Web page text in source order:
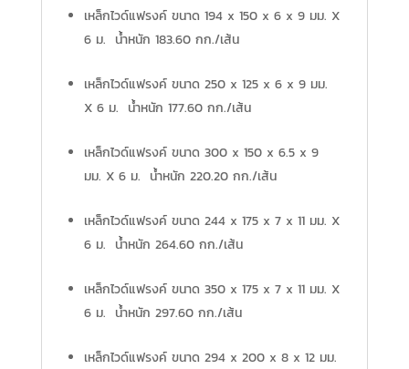
เหล็กไวด์แฟรงค์ ขนาด 194 x 150 x 6 x 9 มม. X
6 ม. น้ำหนัก 183.60 กก./เส้น
เหล็กไวด์แฟรงค์ ขนาด 250 x 125 x 6 x 9 มม.
X 6 ม. น้ำหนัก 177.60 กก./เส้น
เหล็กไวด์แฟรงค์ ขนาด 300 x 150 x 6.5 x 9
มม. X 6 ม. น้ำหนัก 220.20 กก./เส้น
เหล็กไวด์แฟรงค์ ขนาด 244 x 175 x 7 x 11 มม. X
6 ม. น้ำหนัก 264.60 กก./เส้น
เหล็กไวด์แฟรงค์ ขนาด 350 x 175 x 7 x 11 มม. X
6 ม. น้ำหนัก 297.60 กก./เส้น
เหล็กไวด์แฟรงค์ ขนาด 294 x 200 x 8 x 12 มม.